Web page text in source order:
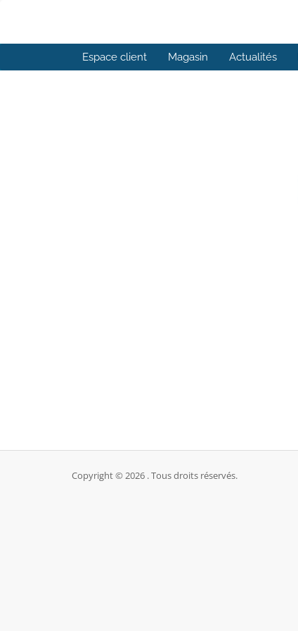
Espace client Magasin Actualités
Copyright © 2026 . Tous droits réservés.